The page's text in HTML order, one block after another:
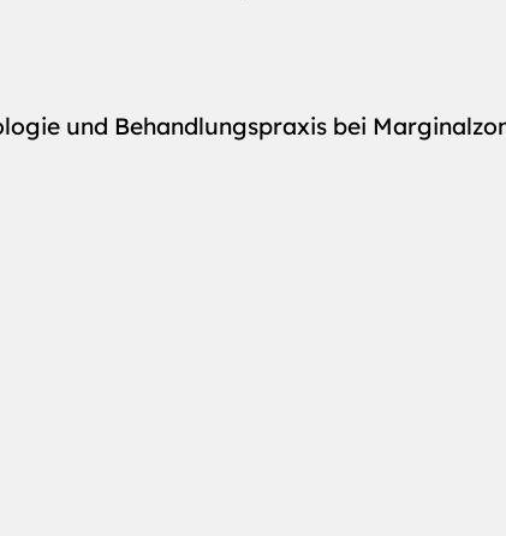
und Behandlungspraxis bei